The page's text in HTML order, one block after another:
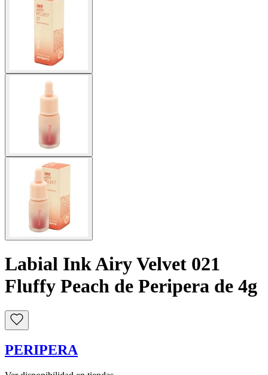
Labial Ink Airy Velvet 021
Fluffy Peach de Peripera de 4g
PERIPERA